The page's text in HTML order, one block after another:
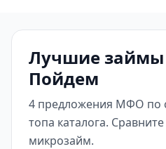
Лучшие займы
Пойдем
4 предложения МФО по
топа каталога.
микрозайм.